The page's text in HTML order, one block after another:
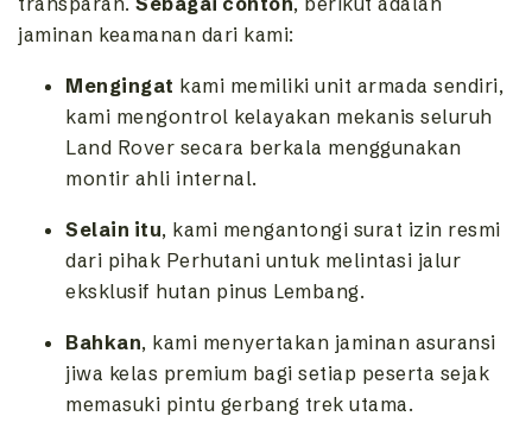
jaminan keamanan dari kami:
Mengingat kami memiliki unit armada sendiri,
kami mengontrol kelayakan mekanis seluruh
Land Rover secara berkala menggunakan
montir ahli internal.
Selain itu, kami mengantongi surat izin resmi
dari pihak Perhutani untuk melintasi jalur
eksklusif hutan pinus Lembang.
Bahkan, kami menyertakan jaminan asuransi
jiwa kelas premium bagi setiap peserta sejak
memasuki pintu gerbang trek utama.